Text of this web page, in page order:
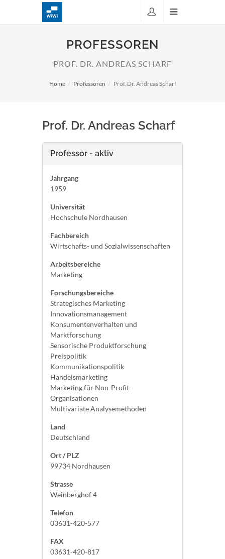
PROFESSOREN
PROF. DR. ANDREAS SCHARF
Home Professoren Prof. Dr. Andreas Scharf
Prof. Dr. Andreas Scharf
Professor - aktiv
Jahrgang
1959
Universität
Hochschule Nordhausen
Fachbereich
Wirtschafts- und Sozialwissenschaften
Arbeitsbereiche
Marketing
Forschungsbereiche
Strategisches Marketing
Innovationsmanagement
Konsumentenverhalten und
Marktforschung
Sensorische Produktforschung
Preispolitik
Kommunikationspolitik
Handelsmarketing
Marketing für Non-Profit-
Organisationen
Multivariate Analysemethoden
Land
Deutschland
Ort / PLZ
99734 Nordhausen
Strasse
Weinberghof 4
Telefon
03631-420-577
FAX
03631-420-817